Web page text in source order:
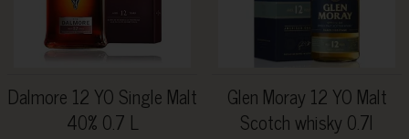
Dalmore 12 YO Single Malt
40% 0.7 L
Glen Moray 12 YO Malt
Scotch whisky 0.7l